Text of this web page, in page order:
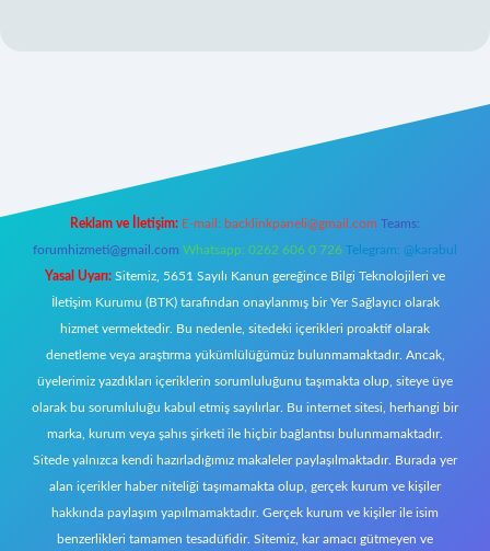
Reklam ve İletişim: E-mail: backlinkpaneli@gmail.com Teams:
forumhizmeti@gmail.com Whatsapp: 0262 606 0 726 Telegram: @karabul
Yasal Uyarı: Sitemiz, 5651 Sayılı Kanun gereğince Bilgi Teknolojileri ve
İletişim Kurumu (BTK) tarafından onaylanmış bir Yer Sağlayıcı olarak
hizmet vermektedir. Bu nedenle, sitedeki içerikleri proaktif olarak
denetleme veya araştırma yükümlülüğümüz bulunmamaktadır. Ancak,
üyelerimiz yazdıkları içeriklerin sorumluluğunu taşımakta olup, siteye üye
olarak bu sorumluluğu kabul etmiş sayılırlar. Bu internet sitesi, herhangi bir
marka, kurum veya şahıs şirketi ile hiçbir bağlantısı bulunmamaktadır.
Sitede yalnızca kendi hazırladığımız makaleler paylaşılmaktadır. Burada yer
alan içerikler haber niteliği taşımamakta olup, gerçek kurum ve kişiler
hakkında paylaşım yapılmamaktadır. Gerçek kurum ve kişiler ile isim
benzerlikleri tamamen tesadüfidir. Sitemiz, kar amacı gütmeyen ve